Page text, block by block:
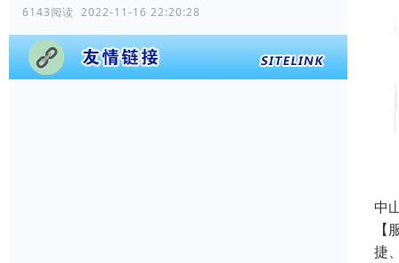
6143阅读 2022-11-16 22:20:28
中
捷